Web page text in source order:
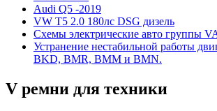
Audi Q5 -2019
VW T5 2.0 180лс DSG дизель
Схемы электрические авто группы
Устранение нестабильной работы
BKD, BMR, BMM и BMN.
V ремни для техники